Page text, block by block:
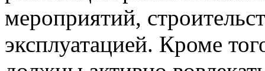
мероприятий,
эксплуатацией. Кроме